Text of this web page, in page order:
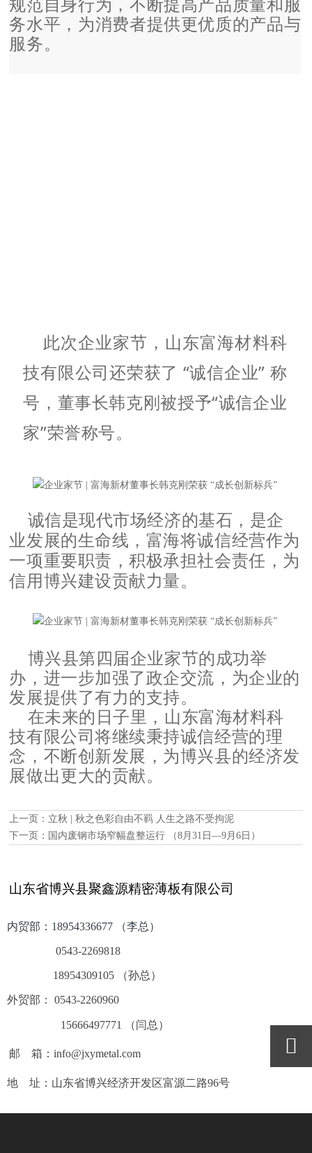
务水平，为消费者提供更优质的产品与
服务。
此次企业家节，山东富海材料科
技有限公司还荣获了 “诚信企业” 称
号，董事长韩克刚被授予“诚信企业
家”荣誉称号。
诚信是现代市场经济的基石，是企
业发展的生命线，富海将诚信经营作为
一项重要职责，积极承担社会责任，为
信用博兴建设贡献力量。
博兴县第四届企业家节的成功举
办，进一步加强了政企交流，为企业的
发展提供了有力的支持。
在未来的日子里，山东富海材料科
技有限公司将继续秉持诚信经营的理
念，不断创新发展，为博兴县的经济发
展做出更大的贡献。
上一页： 立秋 | 秋之色彩自由不羁 人生之路不受拘泥
下一页： 国内废钢市场窄幅盘整运行 （8月31日—9月6日）
山东省博兴县聚鑫源精密薄板有限公司
内贸部： 18954336677 （李总）
0543-2269818
18954309105 （孙总）
外贸部： 0543-2260960
15666497771 （闫总）
邮 箱：info@jxymetal.com
地 址：山东省博兴经济开发区富源二路96号
